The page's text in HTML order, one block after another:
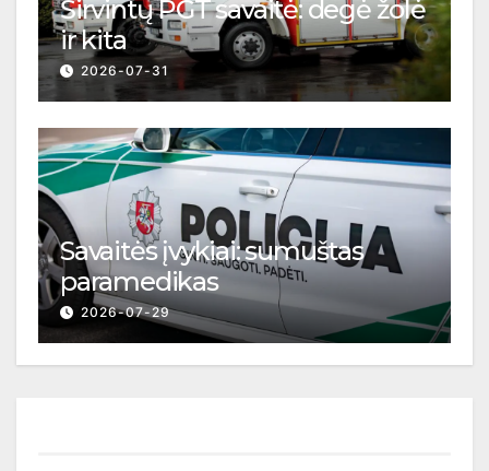
Širvintų PGT savaitė: degė žolė
ir kita
2026-07-31
Savaitės įvykiai: sumuštas
paramedikas
2026-07-29